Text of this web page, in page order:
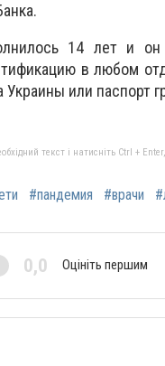
14 лет и он
в любом
Украины или паспорт
текст і натисніть Ctrl +
#пандемия #врачи
0,0 Оцініть першим